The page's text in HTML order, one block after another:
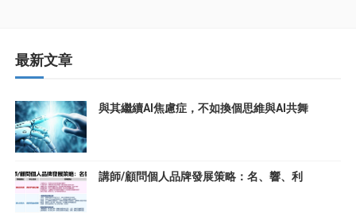
最新文章
與其繼續AI焦慮症，不如換個思維與AI共舞
講師/顧問個人品牌發展策略：名、響、利